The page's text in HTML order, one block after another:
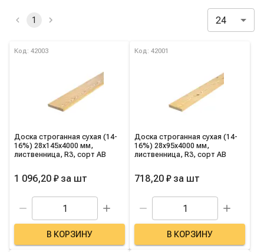
Активные и избранные фильтры
1 24
Список товаров категории
Код: 42003
Доска строганная сухая (14-
16%) 28х145х4000 мм,
лиственница, R3, сорт AB
1 096,20 ₽ за шт
В КОРЗИНУ
Код: 42001
Доска строганная сухая (14-
16%) 28х95х4000 мм,
лиственница, R3, сорт AB
718,20 ₽ за шт
В КОРЗИНУ